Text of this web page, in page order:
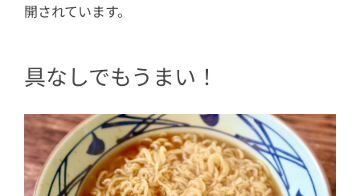
開されています。
具なしでもうまい！